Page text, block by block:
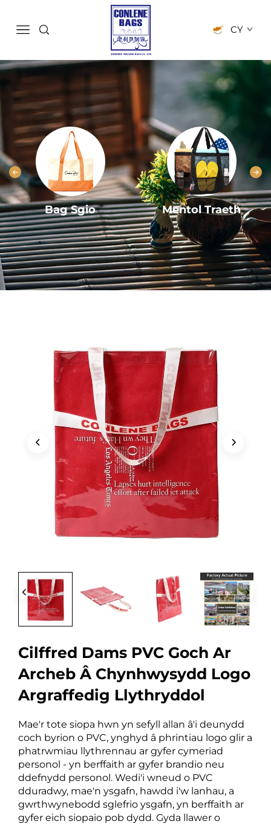
CY
Bag Sgio Mentol Traeth
Cilffred Dams PVC Goch Ar
Archeb Â Chynhwysydd Logo
Argraffedig Llythryddol
Mae'r tote siopa hwn yn sefyll allan â'i deunydd
coch byrion o PVC, ynghyd â phrintiau logo glir a
phatrwmiau llythrennau ar gyfer cymeriad
personol - yn berffaith ar gyfer brandio neu
ddefnydd personol. Wedi'i wneud o PVC
dduradwy, mae'n ysgafn, hawdd i'w lanhau, a
gwrthwynebodd sglefrio ysgafn, yn berffaith ar
gyfer eich siopaio pob dydd. Gyda llawer o